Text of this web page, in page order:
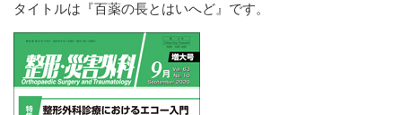
タイトルは『百薬の長とはいへど』です。